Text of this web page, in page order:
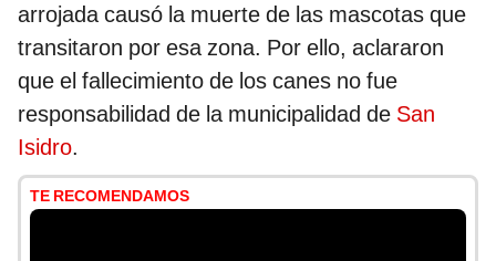
arrojada causó la muerte de las mascotas que
transitaron por esa zona. Por ello, aclararon
que el fallecimiento de los canes no fue
responsabilidad de la municipalidad de San
Isidro.
TE RECOMENDAMOS